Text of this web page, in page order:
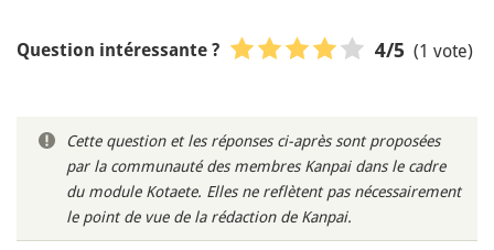
Question intéressante ? 4/5 (1 vote)
Cette question et les réponses ci-après sont proposées
par la communauté des membres Kanpai dans le cadre
du module Kotaete. Elles ne reflètent pas nécessairement
le point de vue de la rédaction de Kanpai.